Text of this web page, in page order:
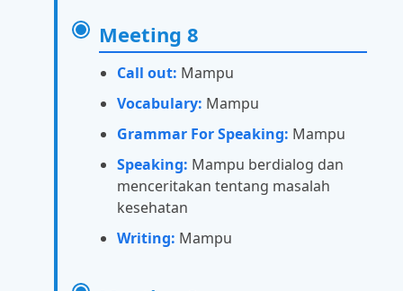
Meeting 8
Call out: Mampu
Vocabulary: Mampu
Grammar For Speaking: Mampu
Speaking: Mampu berdialog dan
menceritakan tentang masalah
kesehatan
Writing: Mampu